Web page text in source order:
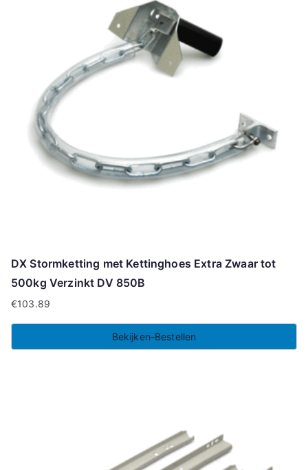
DX Stormketting met Kettinghoes Extra Zwaar tot
500kg Verzinkt DV 850B
€103.89
Bekijken-Bestellen